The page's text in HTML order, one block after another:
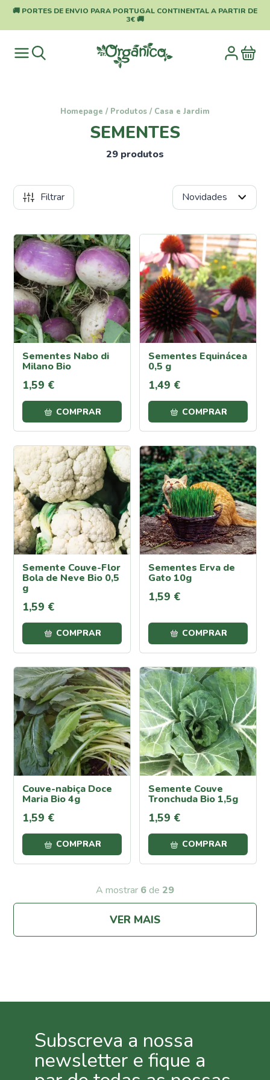
🚚 PORTES DE ENVIO PARA PORTUGAL CONTINENTAL A PARTIR DE
3€ 🚚
Homepage / Produtos / Casa e Jardim
SEMENTES
29 produtos
Filtrar
Pragas
e
Doenças
Proteção
Contra
Calor e
Seca
Cochonilha
Lagartas
(Afídeos)
Míldio
Radicular
Traça
da
Couve
Ferrugem
Escaravelho
da Batata
Fumagina
Mosca
Branca
de
Ferro
Carência
de
Potássio
Carência
de
Fósforo
Carência
de
Magnésio
Carência
Repelentes
Jardim
de
Formigas
Repelentes
para
Répteis,
Caracóis e
para afastar
gatos
Sementes Nabo di
Milano Bio
1,59 €
COMPRAR
Sementes Equinácea
0,5 g
1,49 €
COMPRAR
Semente Couve-Flor
Bola de Neve Bio 0,5
g
1,59 €
COMPRAR
Sementes Erva de
Gato 10g
1,59 €
COMPRAR
Couve-nabiça Doce
Maria Bio 4g
1,59 €
COMPRAR
Semente Couve
Tronchuda Bio 1,5g
1,59 €
COMPRAR
A mostrar 6 de 29
VER MAIS
Subscreva a nossa
newsletter e fique a